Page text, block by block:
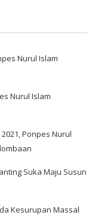
Nurul Islam
Nurul Islam
Ponpes Nurul
Suka Maju Susun
Kesurupan Massal